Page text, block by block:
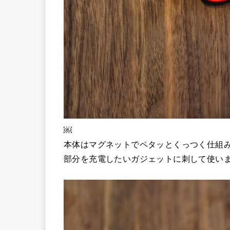
￼
本体はマグネットでペタッとくっつく仕組
部分を充電したいガジェットに刺して使い